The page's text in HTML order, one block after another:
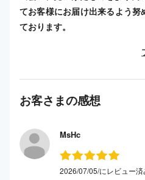
てお客様にお届け出来るよう
ております。
お客さまの感想
MsHc
2026/07/05/にレビュー済